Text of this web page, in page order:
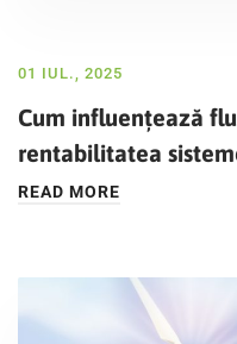
01 IUL., 2025
Cum influențează
rentabilitatea
READ MORE